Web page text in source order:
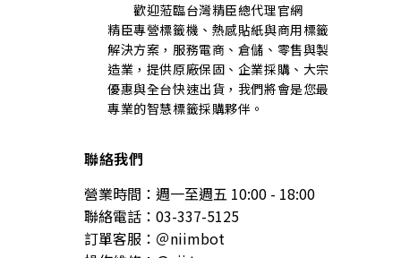
歡迎蒞臨台灣精臣總代理官網
精臣專營標籤機、熱感貼紙與商用標籤
解決方案，服務電商、倉儲、零售與製
造業，提供原廠保固、企業採購、大宗
優惠與全台快速出貨，我們將會是您最
專業的智慧標籤採購夥伴。
聯絡我們
營業時間：週一至週五 10:00 - 18:00
聯絡電話：03-337-5125
訂單客服：＠niimbot